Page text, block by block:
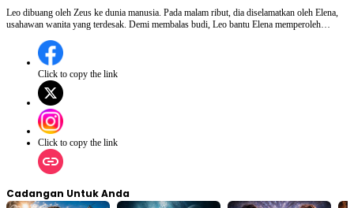
Leo dibuang oleh Zeus ke dunia manusia. Pada malam ribut, dia diselamatkan oleh Elena,
usahawan wanita yang terdesak. Demi membalas budi, Leo bantu Elena memperoleh
dari saat ini, Elena mula menuntut balik segala yang pernah dirampas. Pada masa yang
sama, seorang lelaki berkuasa, Alexander mula tertarik padanya. Semasa kekayaan muncul,
bertemu cinta dan kuasa, siapakah yang akhirnya akan berdiri di puncak?
Click to copy the link
Click to copy the link
Cadangan Untuk Anda